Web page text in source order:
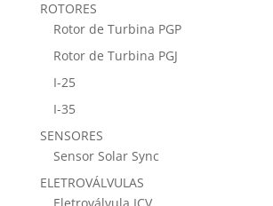
ROTORES
Rotor de Turbina PGP
Rotor de Turbina PGJ
I-25
I-35
SENSORES
Sensor Solar Sync
ELETROVÁLVULAS
Eletroválvula ICV